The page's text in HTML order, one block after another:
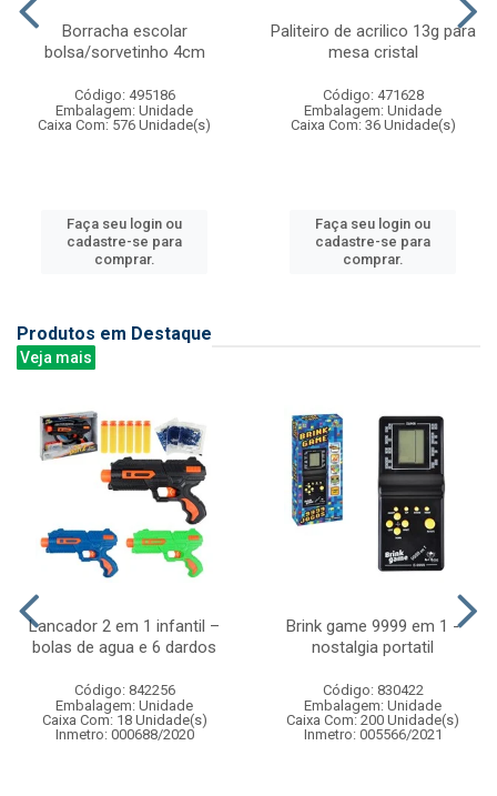
Borracha escolar
bolsa/sorvetinho 4cm
Código: 495186
Embalagem: Unidade
Caixa Com: 576 Unidade(s)
Faça seu login ou
cadastre-se para
comprar.
Paliteiro de acrilico 13g para
mesa cristal
Código: 471628
Embalagem: Unidade
Caixa Com: 36 Unidade(s)
Faça seu login ou
cadastre-se para
comprar.
Produtos em Destaque
Veja mais
Lancador 2 em 1 infantil –
bolas de agua e 6 dardos
Código: 842256
Embalagem: Unidade
Caixa Com: 18 Unidade(s)
Inmetro: 000688/2020
Brink game 9999 em 1 -
nostalgia portatil
Código: 830422
Embalagem: Unidade
Caixa Com: 200 Unidade(s)
Inmetro: 005566/2021